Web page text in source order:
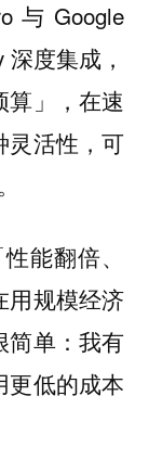
与 Google
度集成，
算」，在速
灵活性，可
能翻倍、
用规模经济
简单：我有
更低的成本